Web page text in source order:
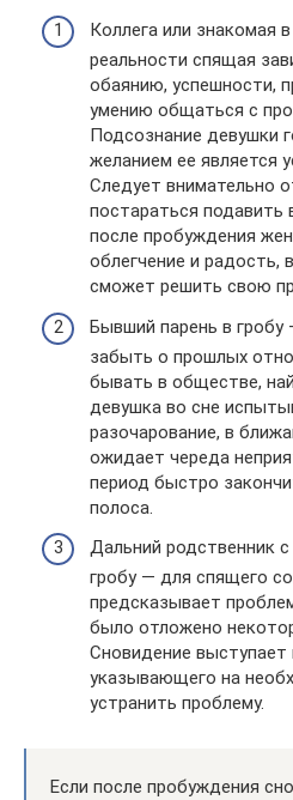
Коллега или знакомая
реальности спящая
обаянию, успешности,
умению общаться с
Подсознание девушки
желанием ее является
Следует внимательно
постараться подавить
после пробуждения
облегчение и радость,
сможет решить свою
Бывший парень в
забыть о прошлых
бывать в обществе,
девушка во сне
разочарование, в
ожидает череда
период быстро
полоса.
Дальний родственник
гробу — для спящего
предсказывает
было отложено
Сновидение выступает
указывающего на
устранить проблему.
Если после пробуждения